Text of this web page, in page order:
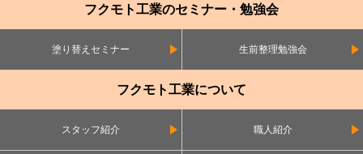
フクモト工業のセミナー・勉強会
塗り替えセミナー 生前整理勉強会
フクモト工業について
スタッフ紹介 職人紹介